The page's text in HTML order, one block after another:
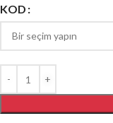
KOD